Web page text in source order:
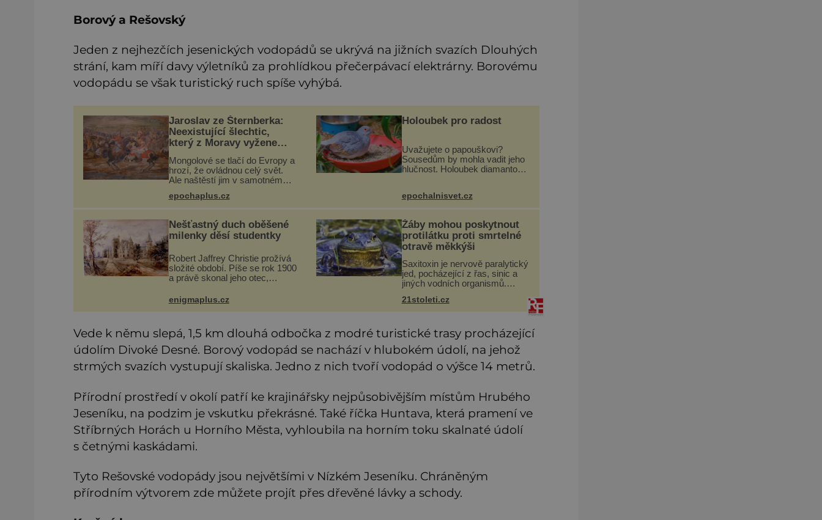
Borový a Rešovský
Jeden z nejhezčích jesenických vodopádů se ukrývá na jižních svazích Dlouhých
strání, kam míří davy výletníků za prohlídkou přečerpávací elektrárny. Borovému
vodopádu se však turistický ruch spíše vyhýbá.
Jaroslav ze Šternberka:
Neexistující šlechtic,
který z Moravy vyžene
Mongoly
Mongolové se tlačí do Evropy a
hrozí, že ovládnou celý svět.
Ale naštěstí jim v samotném
ale silné království, které
dokáže dobyvatelské hordy
zastavit. Co nedokáže žá
epochaplus.cz
Holoubek pro radost
Uvažujete o papouškovi?
Sousedům by mohla vadit jeho
hlučnost. Holoubek diamantový
roztomilý a hodí se i pro
chovatele začátečníky. Jedná
se o nenároč
epochalnisvet.cz
Nešťastný duch oběšené
milenky děsí studentky
Robert Jaffrey Christie prožívá
složité období. Píše se rok 1900
a právě skonal jeho otec,
Christie (1829–1900). Smutná
událost je ale doprovázena
enigmaplus.cz
Žáby mohou poskytnout
protilátku proti smrtelné
otravě měkkýši
Saxitoxin je nervově paralytický
jed, pocházející z řas, sinic a
jiných vodních organismů.
lidmi konzumovaných mlžích,
jako jsou ústřice nebo slávky. K
21stoleti.cz
Vede k němu slepá, 1,5 km dlouhá odbočka z modré turistické trasy procházející
údolím Divoké Desné. Borový vodopád se nachází v hlubokém údolí, na jehož
strmých svazích vystupují skaliska. Jedno z nich tvoří vodopád o výšce 14 metrů.
Přírodní prostředí v okolí patří ke krajinářsky nejpůsobivějším místům Hrubého
Jeseníku, na podzim je vskutku překrásné. Také říčka Huntava, která pramení ve
Stříbrných Horách u Horního Města, vyhloubila na horním toku skalnaté údolí
s četnými kaskádami.
Tyto Rešovské vodopády jsou největšími v Nízkém Jeseníku. Chráněným
přírodním výtvorem zde můžete projít přes dřevěné lávky a schody.